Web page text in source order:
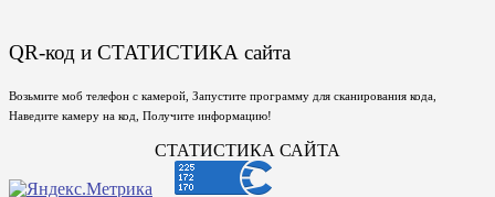
QR-код и СТАТИСТИКА сайта
Возьмите моб телефон с камерой, Запустите программу для сканирования кода,
Наведите камеру на код, Получите информацию!
СТАТИСТИКА САЙТА